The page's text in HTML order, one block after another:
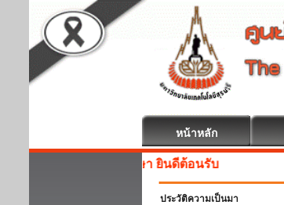
หน้าหลัก
สหกิจศึกษา ยินดีต้อนรับ
ประวัติความเป็นมา